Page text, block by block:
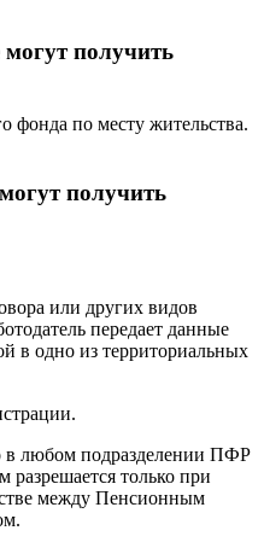
получить
фонда по месту жительства.
получить
или других видов
передает данные
в одно из территориальных
в любом подразделении ПФР
только при
между Пенсионным